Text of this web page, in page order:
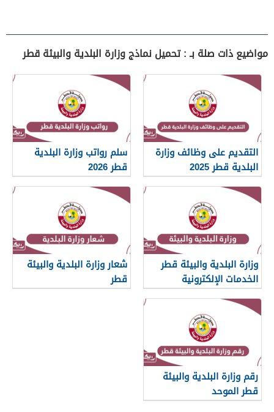
مواضيع ذات صلة بـ : تحميل نماذج وزارة البلدية والبيئة قطر
التقديم على وظائف وزارة
البلدية قطر 2025
سلم رواتب وزارة البلدية
قطر 2026
وزارة البلدية والبيئة قطر
الخدمات الإلكترونية
شعار وزارة البلدية والبيئة
قطر
رقم وزارة البلدية والبيئة
قطر الموحد